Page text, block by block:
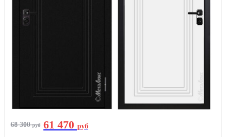
68 300руб 61 470 руб